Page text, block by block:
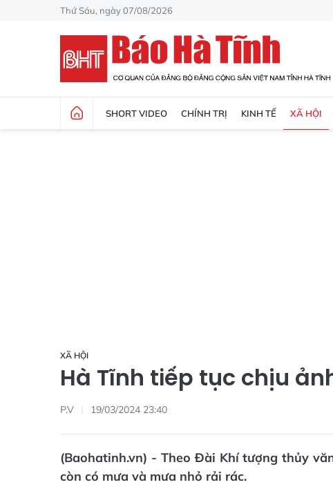
Thứ Sáu, ngày 07/08/2026
SHORT VIDEO CHÍNH TRỊ KINH TẾ XÃ HỘI
XÃ HỘI
Hà Tĩnh tiếp tục chịu
P.V 19/03/2024 23:40
(Baohatinh.vn) - Theo Đài Khí tượng thủy
còn có mưa và mưa nhỏ rải rác.